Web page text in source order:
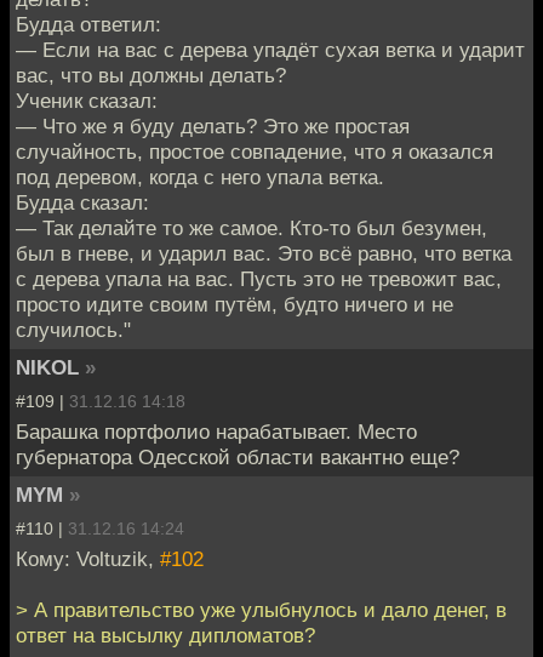
Будда ответил:
— Если на вас с дерева упадёт сухая ветка и ударит
вас, что вы должны делать?
Ученик сказал:
— Что же я буду делать? Это же простая
случайность, простое совпадение, что я оказался
под деревом, когда с него упала ветка.
Будда сказал:
— Так делайте то же самое. Кто-то был безумен,
был в гневе, и ударил вас. Это всё равно, что ветка
с дерева упала на вас. Пусть это не тревожит вас,
просто идите своим путём, будто ничего и не
случилось."
NIKOL »
#109 | 31.12.16 14:18
Барашка портфолио нарабатывает. Место
губернатора Одесской области вакантно еще?
MYM »
#110 | 31.12.16 14:24
Кому: Voltuzik, #102
> А правительство уже улыбнулось и дало денег, в
ответ на высылку дипломатов?